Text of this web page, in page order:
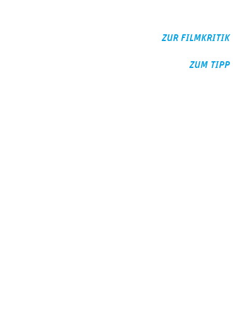
ZUR FILMKRITIK
ZUM TIPP